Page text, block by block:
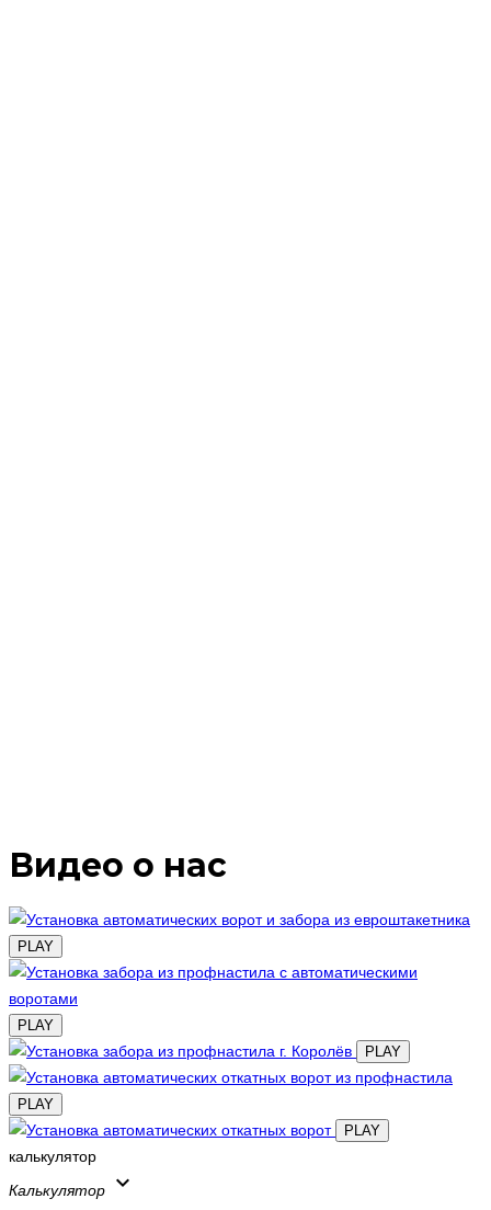
Видео о нас
PLAY
PLAY
PLAY
PLAY
PLAY
калькулятор
Калькулятор
keyboard_arrow_down